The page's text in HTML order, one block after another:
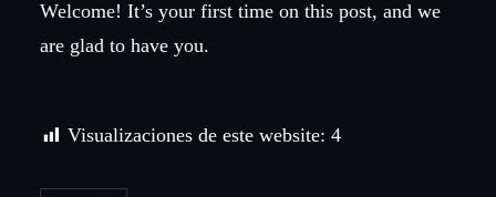
Welcome! It’s your first time on this post, and we
are glad to have you.
Visualizaciones de este website: 4